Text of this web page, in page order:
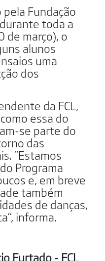
Fundação
toda a
de março), o
alunos
uma
dos
da FCL,
essa do
se parte do
das
“Estamos
Programa
e, em breve
também
de danças,
informa.
Furtado - FCL